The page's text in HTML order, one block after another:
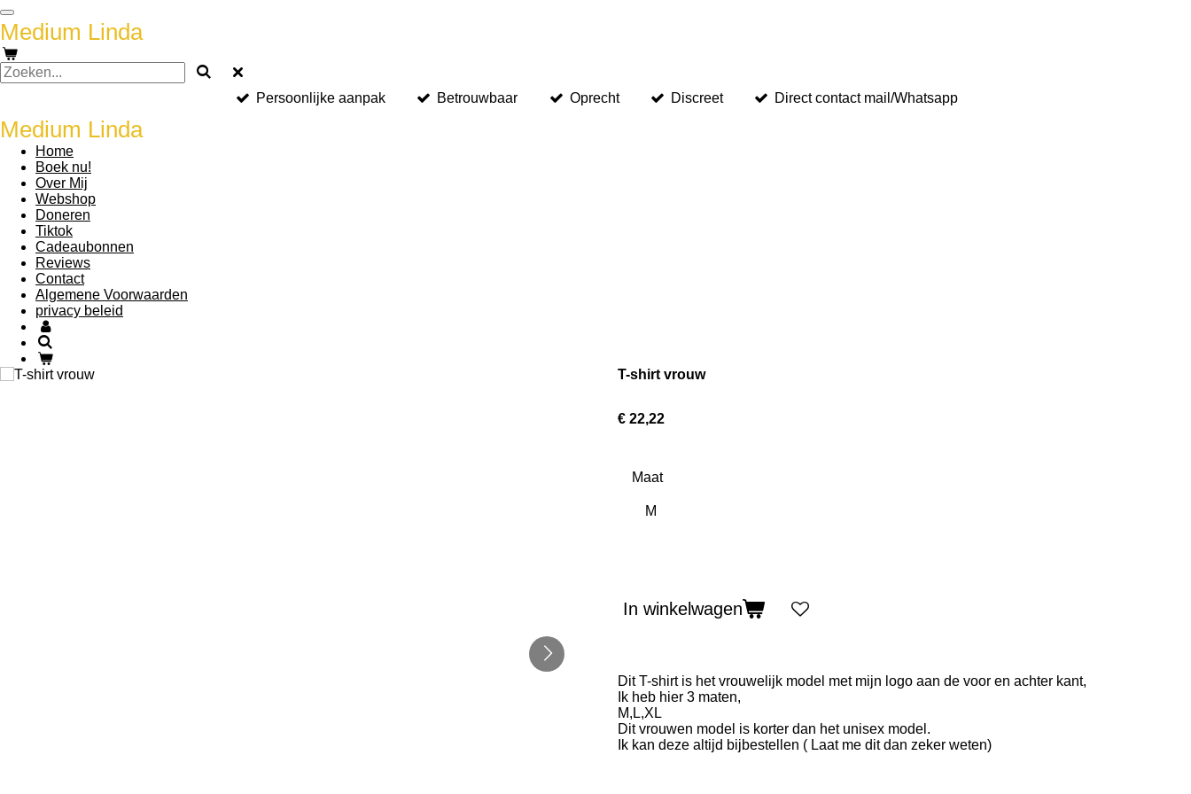
Ga
direct
naar
de
hoofdinhoud
Medium Linda
Persoonlijke aanpak Betrouwbaar Oprecht Discreet Direct contact mail/Whatsapp
Medium Linda
Home
Boek nu!
Over Mij
Webshop
Doneren
Tiktok
Cadeaubonnen
Reviews
Contact
Algemene Voorwaarden
privacy beleid
T-shirt vrouw
€ 22,22
Maat
In winkelwagen
Dit T-shirt is het vrouwelijk model met mijn logo aan de voor en achter kant,
Ik heb hier 3 maten,
M,L,XL
Dit vrouwen model is korter dan het unisex model.
Ik kan deze altijd bijbestellen ( Laat me dit dan zeker weten)